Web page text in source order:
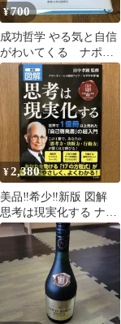
¥700
成功哲学 やる気と自信
がわいてくる ナポレ
オン・ヒル
¥2,380
美品‼️希少‼️新版 図解
思考は現実化する ナポ
レオン・ヒル